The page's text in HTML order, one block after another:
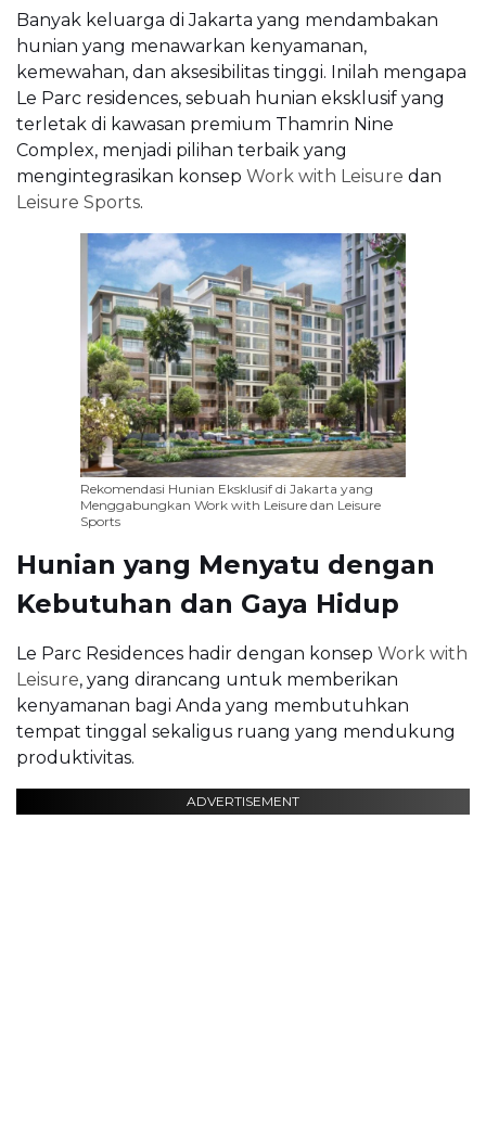
Banyak keluarga di Jakarta yang mendambakan
hunian yang menawarkan kenyamanan,
kemewahan, dan aksesibilitas tinggi. Inilah mengapa
Le Parc residences, sebuah hunian eksklusif yang
terletak di kawasan premium Thamrin Nine
Complex, menjadi pilihan terbaik yang
mengintegrasikan konsep Work with Leisure dan
Leisure Sports.
Rekomendasi Hunian Eksklusif di Jakarta yang
Menggabungkan Work with Leisure dan Leisure
Sports
Hunian yang Menyatu dengan
Kebutuhan dan Gaya Hidup
Le Parc Residences hadir dengan konsep Work with
Leisure, yang dirancang untuk memberikan
kenyamanan bagi Anda yang membutuhkan
tempat tinggal sekaligus ruang yang mendukung
produktivitas.
ADVERTISEMENT